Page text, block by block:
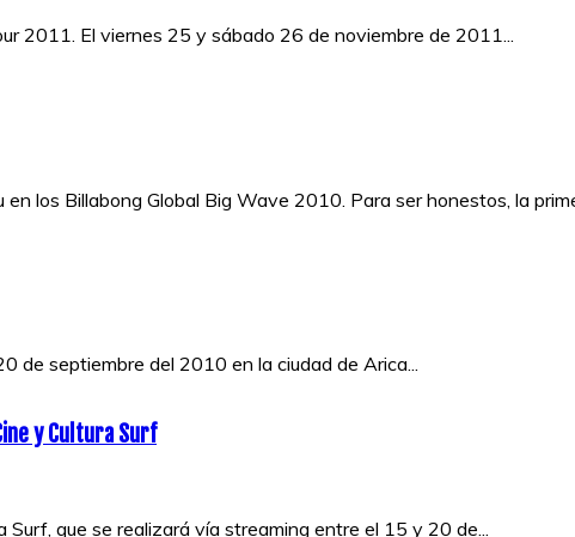
2011. El viernes 25 y sábado 26 de noviembre de 2011...
los Billabong Global Big Wave 2010. Para ser honestos, la
de septiembre del 2010 en la ciudad de Arica...
y Cultura Surf
que se realizará vía streaming entre el 15 y 20 de...